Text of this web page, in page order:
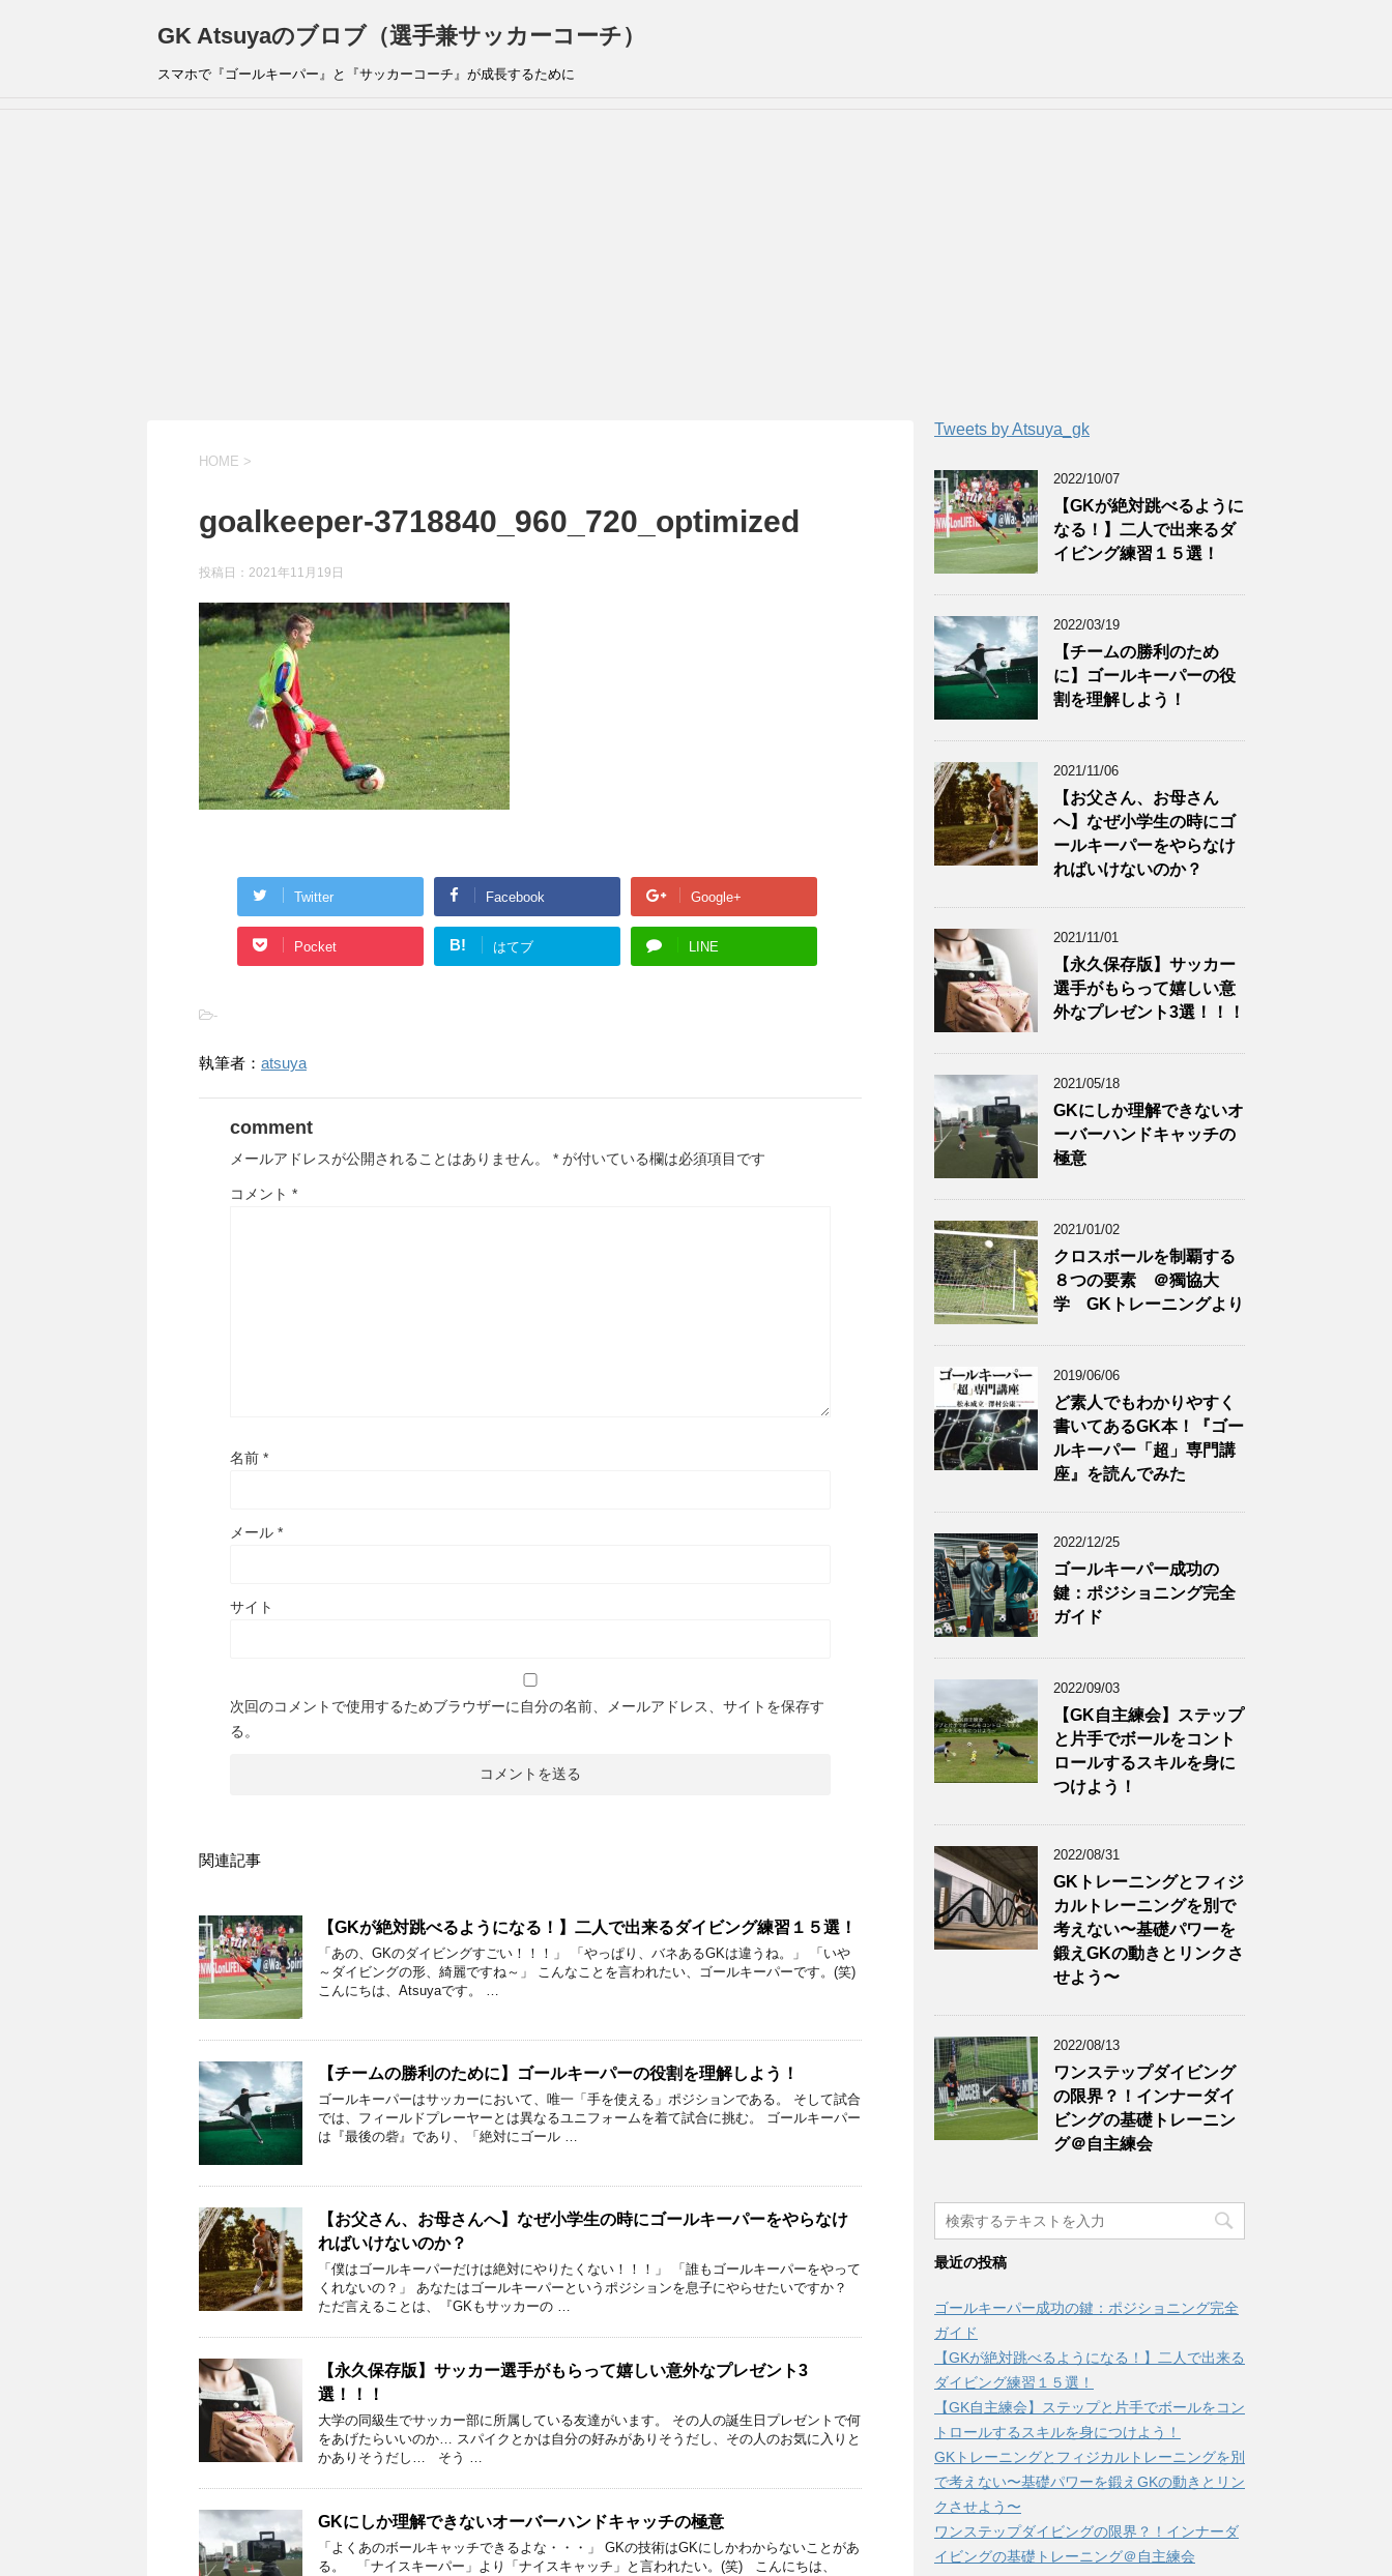
GK Atsuyaのブロブ（選手兼サッカーコーチ）
スマホで『ゴールキーパー』と『サッカーコーチ』が成長するために
HOME >
goalkeeper-3718840_960_720_optimized
投稿日： 2021年11月19日
Twitter Facebook Google+
Pocket B! はてブ LINE
-
執筆者： atsuya
comment
メールアドレスが公開されることはありません。 * が付いている欄は必須項目です
コメント *
名前 *
メール *
サイト
次回のコメントで使用するためブラウザーに自分の名前、メールアドレス、サイトを保存す
る。
関連記事
【GKが絶対跳べるようになる！】二人で出来るダイビング練習１５選！
「あの、GKのダイビングすごい！！！」 「やっぱり、バネあるGKは違うね。」 「いや
～ダイビングの形、綺麗ですね～」 こんなことを言われたい、ゴールキーパーです。(笑)
こんにちは、Atsuyaです。 …
【チームの勝利のために】ゴールキーパーの役割を理解しよう！
ゴールキーパーはサッカーにおいて、唯一「手を使える」ポジションである。 そして試合
では、フィールドプレーヤーとは異なるユニフォームを着て試合に挑む。 ゴールキーパー
は『最後の砦』であり、「絶対にゴール …
【お父さん、お母さんへ】なぜ小学生の時にゴールキーパーをやらなけ
ればいけないのか？
「僕はゴールキーパーだけは絶対にやりたくない！！！」 「誰もゴールキーパーをやって
くれないの？」 あなたはゴールキーパーというポジションを息子にやらせたいですか？
ただ言えることは、『GKもサッカーの …
【永久保存版】サッカー選手がもらって嬉しい意外なプレゼント3
選！！！
大学の同級生でサッカー部に所属している友達がいます。 その人の誕生日プレゼントで何
をあげたらいいのか… スパイクとかは自分の好みがありそうだし、その人のお気に入りと
かありそうだし… そう …
GKにしか理解できないオーバーハンドキャッチの極意
「よくあのボールキャッチできるよな・・・」 GKの技術はGKにしかわからないことがあ
る。 「ナイスキーパー」より「ナイスキャッチ」と言われたい。(笑) こんにちは、
Tweets by Atsuya_gk
2022/10/07
【GKが絶対跳べるように
なる！】二人で出来るダ
イビング練習１５選！
2022/03/19
【チームの勝利のため
に】ゴールキーパーの役
割を理解しよう！
2021/11/06
【お父さん、お母さん
へ】なぜ小学生の時にゴ
ールキーパーをやらなけ
ればいけないのか？
2021/11/01
【永久保存版】サッカー
選手がもらって嬉しい意
外なプレゼント3選！！！
2021/05/18
GKにしか理解できないオ
ーバーハンドキャッチの
極意
2021/01/02
クロスボールを制覇する
８つの要素 ＠獨協大
学 GKトレーニングより
2019/06/06
ど素人でもわかりやすく
書いてあるGK本！『ゴー
ルキーパー「超」専門講
座』を読んでみた
2022/12/25
ゴールキーパー成功の
鍵：ポジショニング完全
ガイド
2022/09/03
【GK自主練会】ステップ
と片手でボールをコント
ロールするスキルを身に
つけよう！
2022/08/31
GKトレーニングとフィジ
カルトレーニングを別で
考えない〜基礎パワーを
鍛えGKの動きとリンクさ
せよう〜
2022/08/13
ワンステップダイビング
の限界？！インナーダイ
ビングの基礎トレーニン
グ＠自主練会
最近の投稿
ゴールキーパー成功の鍵：ポジショニング完全
ガイド
【GKが絶対跳べるようになる！】二人で出来る
ダイビング練習１５選！
【GK自主練会】ステップと片手でボールをコン
トロールするスキルを身につけよう！
GKトレーニングとフィジカルトレーニングを別
で考えない〜基礎パワーを鍛えGKの動きとリン
クさせよう〜
ワンステップダイビングの限界？！インナーダ
イビングの基礎トレーニング＠自主練会